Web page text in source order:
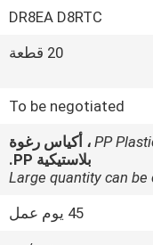
DR8EA D8RTC
20 قطعة
To be negotiated
1 ، أكياس رغوة
بلاستيكية PP.
45 يوم عمل